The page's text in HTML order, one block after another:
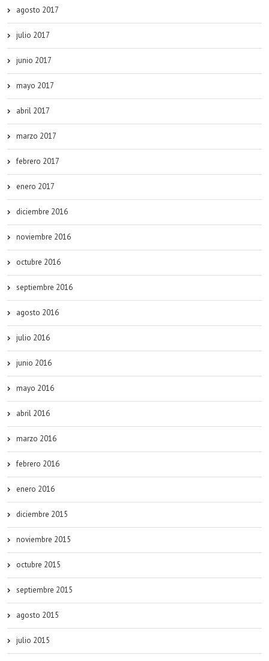
agosto 2017
julio 2017
junio 2017
mayo 2017
abril 2017
marzo 2017
febrero 2017
enero 2017
diciembre 2016
noviembre 2016
octubre 2016
septiembre 2016
agosto 2016
julio 2016
junio 2016
mayo 2016
abril 2016
marzo 2016
febrero 2016
enero 2016
diciembre 2015
noviembre 2015
octubre 2015
septiembre 2015
agosto 2015
julio 2015